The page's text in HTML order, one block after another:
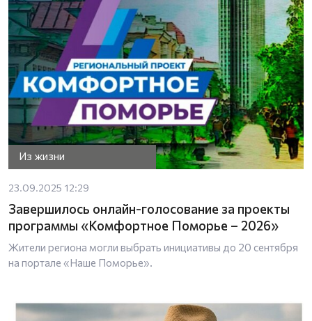
Из жизни
23.09.2025 12:29
Завершилось онлайн-голосование за проекты
программы «Комфортное Поморье – 2026»
Жители региона могли выбрать инициативы до 20 сентября
на портале «Наше Поморье».